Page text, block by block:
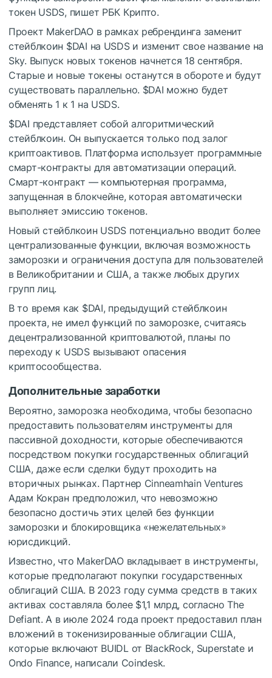
токен USDS, пишет РБК Крипто.
Проект MakerDAO в рамках ребрендинга заменит
стейблкоин $DAI на USDS и изменит свое название на
Sky. Выпуск новых токенов начнется 18 сентября.
Старые и новые токены останутся в обороте и будут
существовать параллельно. $DAI можно будет
обменять 1 к 1 на USDS.
$DAI представляет собой алгоритмический
стейблкоин. Он выпускается только под залог
криптоактивов. Платформа использует программные
смарт-контракты для автоматизации операций.
Смарт-контракт — компьютерная программа,
запущенная в блокчейне, которая автоматически
выполняет эмиссию токенов.
Новый стейблкоин USDS потенциально вводит более
централизованные функции, включая возможность
заморозки и ограничения доступа для пользователей
в Великобритании и США, а также любых других
групп лиц.
В то время как $DAI, предыдущий стейблкоин
проекта, не имел функций по заморозке, считаясь
децентрализованной криптовалютой, планы по
переходу к USDS вызывают опасения
криптосообщества.
Дополнительные заработки
Вероятно, заморозка необходима, чтобы безопасно
предоставить пользователям инструменты для
пассивной доходности, которые обеспечиваются
посредством покупки государственных облигаций
США, даже если сделки будут проходить на
вторичных рынках. Партнер Cinneamhain Ventures
Адам Кокран предположил, что невозможно
безопасно достичь этих целей без функции
заморозки и блокировщика «нежелательных»
юрисдикций.
Известно, что MakerDAO вкладывает в инструменты,
которые предполагают покупки государственных
облигаций США. В 2023 году сумма средств в таких
активах составляла более $1,1 млрд, согласно The
Defiant. А в июле 2024 года проект предоставил план
вложений в токенизированные облигации США,
которые включают BUIDL от BlackRock, Superstate и
Ondo Finance, написали Coindesk.